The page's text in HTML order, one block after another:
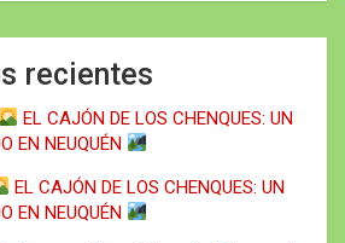
recientes
EL CAJÓN DE LOS CHENQUES: UN
EN NEUQUÉN
EL CAJÓN DE LOS CHENQUES: UN
EN NEUQUÉN